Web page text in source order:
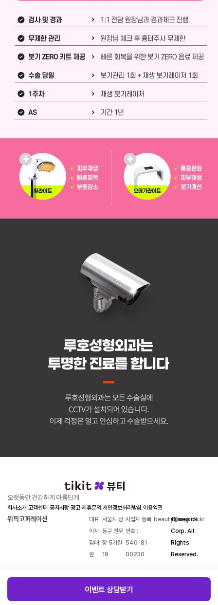
오랫동안 건강하게 아름답게
회사소개 고객센터 공지사항|광고·제휴문의|개인정보처리방침 이용약관
위픽코퍼레이션
대표
이사 :
김태
환
|서울시 성
동구 연무
장 5가길
18
|사업자 등록
번호 :
540-81-
00230
|beauty@wepick.kr
© wepick
Corp. All
Rights
Reserved.
이벤트 상담받기